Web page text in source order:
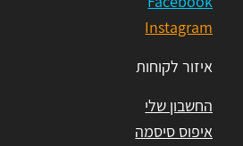
Instagram
איזור לקוחות
החשבון שלי
איפוס סיסמה